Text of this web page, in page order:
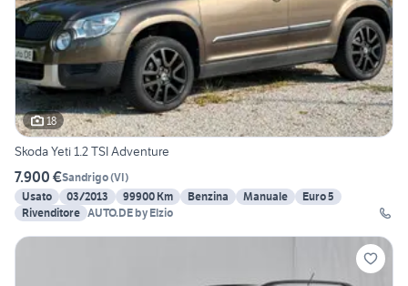
18
Skoda Yeti 1.2 TSI Adventure
7.900 €Sandrigo(VI)
Usato
03/2013 99900 Km Benzina Manuale
Euro 5
Rivenditore AUTO.DE by Elzio